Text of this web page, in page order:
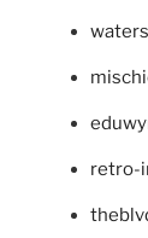
retro-